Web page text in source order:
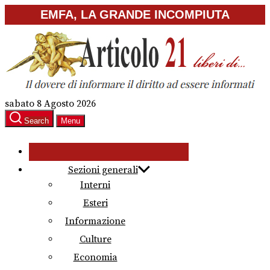
to
content
EMFA, LA GRANDE INCOMPIUTA
sabato 8 Agosto 2026
Search Menu
Sezioni generali
Interni
Esteri
Informazione
Culture
Economia